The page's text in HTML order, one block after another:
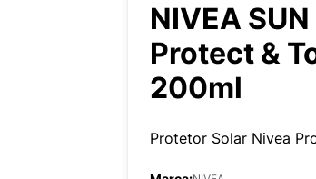
NIVEA
Protect &
200ml
Protetor Solar Nivea